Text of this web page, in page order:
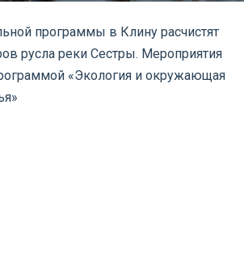
программы в Клину расчистят
русла реки Сестры. Мероприятия
«Экология и окружающая